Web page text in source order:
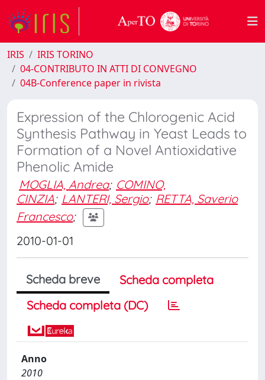
IRIS
IRIS TORINO
04-CONTRIBUTO IN ATTI DI CONVEGNO
04B-Conference paper in rivista
Expression of the Chlorogenic Acid
Synthesis Pathway in Yeast Leads to
Formation of a Novel Antioxidative
Phenolic Amide
MOGLIA, Andrea; COMINO,
CINZIA; LANTERI, Sergio; RETTA, Saverio
Francesco;
2010-01-01
Scheda breve
Scheda completa
Scheda completa (DC)
Anno
2010